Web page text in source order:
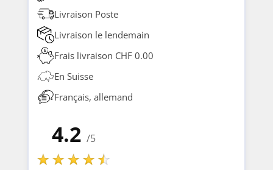
Livraison Poste
Livraison le lendemain
Frais livraison CHF 0.00
En Suisse
Français, allemand
4.2 /5